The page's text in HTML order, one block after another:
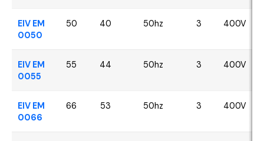
EIV EM
0050
50 40 50hz 3 400V
EIV EM
0055
55 44 50hz 3 400V
EIV EM
0066
66 53 50hz 3 400V